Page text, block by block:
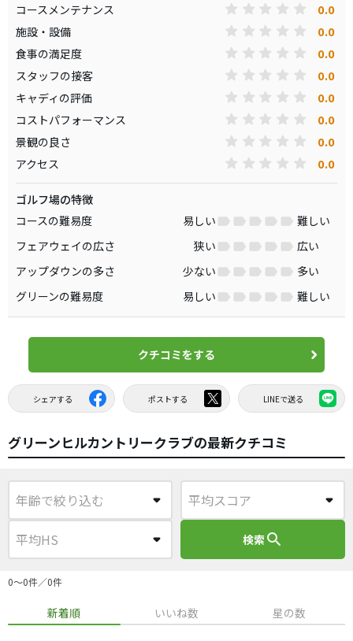
コースメンテナンス
0.0
施設・設備 0.0
食事の満足度 0.0
スタッフの接客 0.0
キャディの評価 0.0
コストパフォーマンス 0.0
景観の良さ 0.0
アクセス 0.0
ゴルフ場の特徴
コースの難易度
易しい
難しい
フェアウェイの広さ
狭い
広い
アップダウンの多さ
少ない
多い
グリーンの難易度
易しい 難しい
クチコミをする
シェアする ポストする LINEで送る
グリーンヒルカントリークラブの最新クチコミ
検索search
0〜0件／0件
新着順 いいね数 星の数